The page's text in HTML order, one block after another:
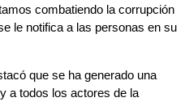
combatiendo la corrupción
le notifica a las personas en su
que se ha generado una
a todos los actores de la